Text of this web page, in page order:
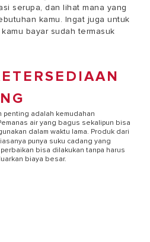
serupa, dan lihat mana yang
kamu. Ingat juga untuk
bayar sudah termasuk
penting adalah kemudahan
air yang bagus sekalipun bisa
dalam waktu lama. Produk dari
punya suku cadang yang
bisa dilakukan tanpa harus
biaya besar.